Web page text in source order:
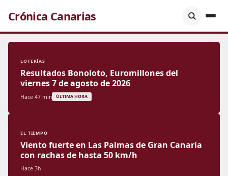
Crónica Canarias
LOTERÍAS
Resultados Bonoloto, Euromillones del
viernes 7 de agosto de 2026
Hace 47 min ÚLTIMA HORA
EL TIEMPO
Viento fuerte en Las Palmas de Gran Canaria
con rachas de hasta 50 km/h
Hace 3h